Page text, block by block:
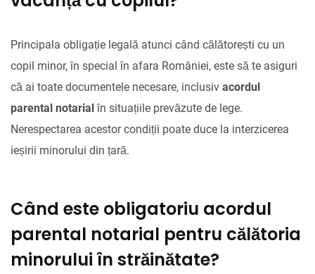
Principala obligație legală atunci când călătorești cu un
copil minor, în special în afara României, este să te asiguri
că ai toate documentele necesare, inclusiv acordul
parental notarial în situațiile prevăzute de lege.
Nerespectarea acestor condiții poate duce la interzicerea
ieșirii minorului din țară.
Când este obligatoriu acordul
parental notarial pentru călătoria
minorului în străinătate?